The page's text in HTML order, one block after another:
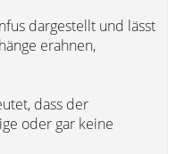
dargestellt und lässt
erahnen,
dass der
oder gar keine